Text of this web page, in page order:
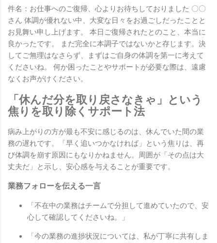
件名：お仕事へのご復帰、心よりお待ちしておりました 〇〇
さん 体調が優れない中、大変な日々をお過ごしだったことと
お見舞い申し上げます。 本日ご復帰されたとのこと、本当に
良かったです。 まだ完全に本調子ではないかと存じます。決
してご無理はなさらず、まずはご自身の体調を第一に考えて
くださいね。 何か困ったことやサポートが必要な際は、遠慮
なくお声がけください。
「休んだ分を取り戻さなきゃ」という
焦りを取り除くサポート法
病み上がりの方が最も不安に感じるのは、休んでいた間の業
務の遅れです。「早く追いつかなければ」という焦りは、再
び体調を崩す原因にもなりかねません。周囲が「その点は大
丈夫だ」と示し、安心感を与えることが重要です。
業務フォローを伝える一言
「不在中の業務はチームで分担して進めていたので、安
心して確認してくださいね。」
「今の業務の進捗状況については、私が丁寧に共有しま